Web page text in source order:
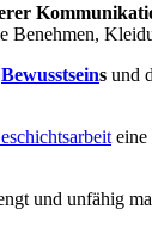
Bewusstseins und
eine
und unfähig